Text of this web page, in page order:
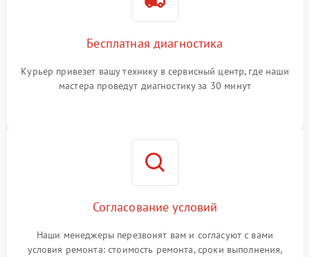
Бесплатная диагностика
Курьер привезет вашу технику в сервисный центр, где наши
мастера проведут диагностику за 30 минут
Согласование условий
Наши менеджеры перезвонят вам и согласуют с вами
условия ремонта: стоимость ремонта, сроки выполнения,